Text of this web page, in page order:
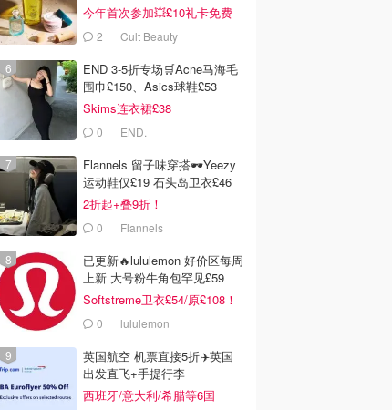
今年首次参加💥£10礼卡免费
拿 2 Cult Beauty
END 3-5折专场🛒Acne马海毛
围巾£150、Asics球鞋£53
Skims连衣裙£38
0 END.
Flannels 留子味穿搭🕶️Yeezy
运动鞋仅£19 石头岛卫衣£46
2折起+叠9折！
0 Flannels
已更新🔥lululemon 好价区每周
上新 大号粉牛角包罕见£59
Softstreme卫衣£54/原£108！
0 lululemon
英国航空 机票直接5折✈️英国
出发直飞+手提行李
西班牙/意大利/希腊等6国